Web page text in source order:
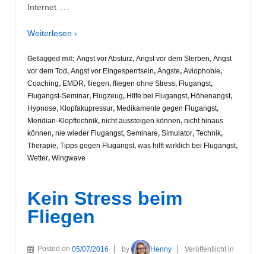
Internet …
Weiterlesen ›
Getagged mit: Angst vor Absturz, Angst vor dem Sterben, Angst
vor dem Tod, Angst vor Eingesperrtsein, Ängste, Aviophobie,
Coaching, EMDR, fliegen, fliegen ohne Stress, Flugangst,
Flugangst-Seminar, Flugzeug, HIlfe bei Flugangst, Höhenangst,
Hypnose, Klopfakupressur, Medikamente gegen Flugangst,
Meridian-Klopftechnik, nicht aussteigen können, nicht hinaus
können, nie wieder Flugangst, Seminare, Simulator, Technik,
Therapie, Tipps gegen Flugangst, was hilft wirklich bei Flugangst,
Wetter, Wingwave
Kein Stress beim
Fliegen
Posted on 05/07/2016 by Henny
Veröffentlicht in